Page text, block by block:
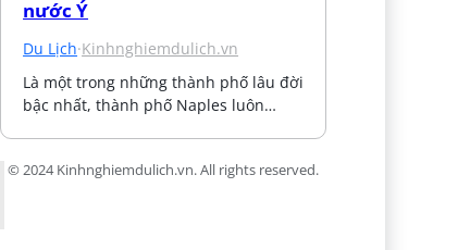
nước Ý
Du Lịch·Kinhnghiemdulich.vn
Là một trong những thành phố lâu đời
bậc nhất, thành phố Naples luôn…
© 2024 Kinhnghiemdulich.vn. All rights reserved.